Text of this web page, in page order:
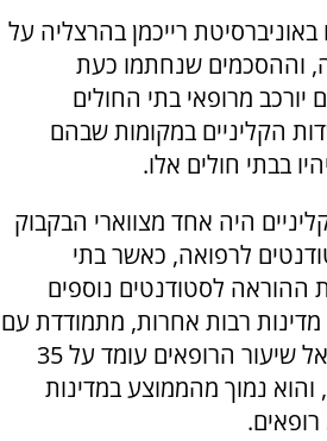
רייכמן בהרצליה על
וההסכמים שנחתמו כעת
יורכב מרופאי בתי החולים
הקליניים במקומות שבהם
בבתי חולים אלו.
היה אחד מצווארי הבקבוק
לרפואה, כאשר בתי
ההוראה לסטודנטים נוספים
רבות אחרות, מתמודדת עם
מחוסר ברופאים. בישראל שיעור הרופאים עומד על 35
ל־10,000 איש, והוא נמוך מהממוצע במדינות